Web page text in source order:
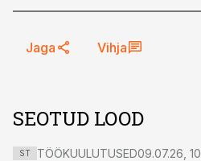
Jaga Vihja
SEOTUD LOOD
ST TÖÖKUULUTUSED09.07.26,